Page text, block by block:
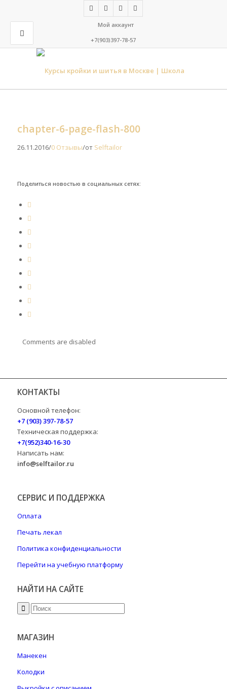
Мой аккаунт
+7(903)397-78-57
chapter-6-page-flash-800
26.11.2016/0 Отзывы/от Selftailor
Поделиться новостью в социальных сетях:
Comments are disabled
КОНТАКТЫ
Основной телефон:
+7 (903) 397-78-57
Техническая поддержка:
+7(952)340-16-30
Написать нам:
info@selftailor.ru
СЕРВИС И ПОДДЕРЖКА
Оплата
Печать лекал
Политика конфиденциальности
Перейти на учебную платформу
НАЙТИ НА САЙТЕ
МАГАЗИН
Манекен
Колодки